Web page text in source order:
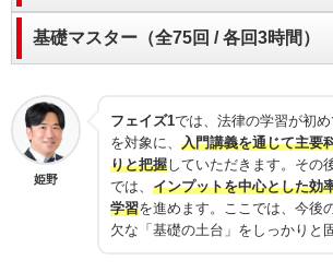
基礎マスター（全75回 / 各回3時間）
姫野
フェイズ1では、法律の学習が初
を対象に、 入門講義を通じて主要
りと把握していただきます。その
では、 インプットを中心とした効
学習を進めます。ここでは、今後
欠な「基礎の土台」をしっかりと